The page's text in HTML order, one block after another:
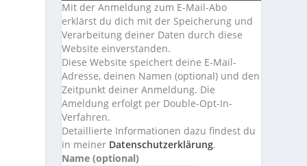
Mit der Anmeldung zum E-Mail-Abo
erklärst du dich mit der Speicherung und
Verarbeitung deiner Daten durch diese
Website einverstanden.
Diese Website speichert deine E-Mail-
Adresse, deinen Namen (optional) und den
Zeitpunkt deiner Anmeldung. Die
Ameldung erfolgt per Double-Opt-In-
Verfahren.
Detaillierte Informationen dazu findest du
in meiner Datenschutzerklärung.
Name (optional)